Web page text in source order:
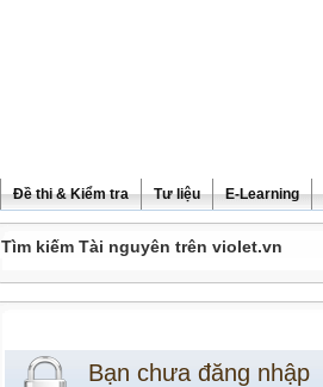
Đề thi & Kiểm tra Tư liệu E-Learning
Tìm kiếm Tài nguyên trên violet.vn
Bạn chưa đăng nhập